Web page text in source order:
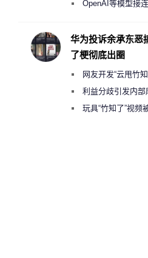
2000美元一晚 遭讽“
OpenAI等模型接
华为投诉余承东恶
了梗彻底出圈
网友开发“云甩竹
绕梁”利益分歧引发内
曾将华为驻场工程师
玩具“竹知了”视频